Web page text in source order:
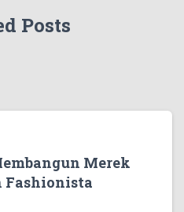
Posts
Merek
Fashionista